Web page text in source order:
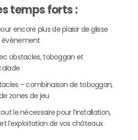
temps forts :
encore plus de plaisir de glisse
événement
obstacles, toboggan et
– combinaison de toboggan,
zones de jeu
le nécessaire pour l’installation,
l’exploitation de vos châteaux